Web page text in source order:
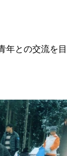
年との交流を